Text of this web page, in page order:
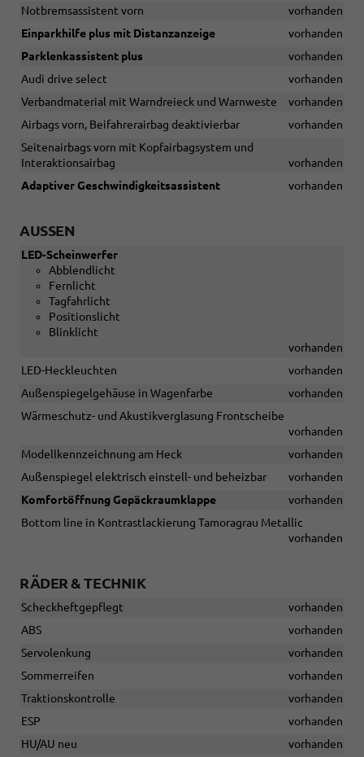
Notbremsassistent vorn
vorhanden
Einparkhilfe plus mit Distanzanzeige
vorhanden
Parklenkassistent plus
vorhanden
Audi drive select
vorhanden
Verbandmaterial mit Warndreieck und Warnweste
vorhanden
Airbags vorn, Beifahrerairbag deaktivierbar
vorhanden
Seitenairbags vorn mit Kopfairbagsystem und
Interaktionsairbag
vorhanden
Adaptiver Geschwindigkeitsassistent
vorhanden
AUSSEN
LED-Scheinwerfer
Abblendlicht
Fernlicht
Tagfahrlicht
Positionslicht
Blinklicht
vorhanden
LED-Heckleuchten
vorhanden
Außenspiegelgehäuse in Wagenfarbe
vorhanden
Wärmeschutz- und Akustikverglasung Frontscheibe
vorhanden
Modellkennzeichnung am Heck
vorhanden
Außenspiegel elektrisch einstell- und beheizbar
vorhanden
Komfortöffnung Gepäckraumklappe
vorhanden
Bottom line in Kontrastlackierung Tamoragrau Metallic
vorhanden
RÄDER & TECHNIK
Scheckheftgepflegt
vorhanden
ABS
vorhanden
Servolenkung
vorhanden
Sommerreifen
vorhanden
Traktionskontrolle
vorhanden
ESP
vorhanden
HU/AU neu
vorhanden